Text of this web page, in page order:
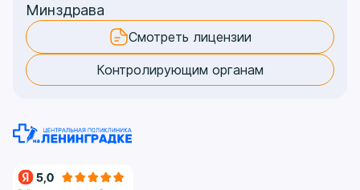
Минздрава
Смотреть лицензии
Контролирующим органам